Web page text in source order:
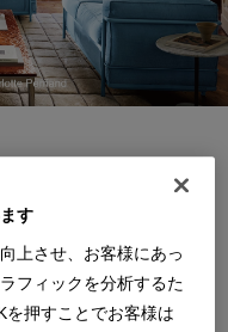
す
上させ、お客様にあっ
フィックを分析するた
押すことでお客様は